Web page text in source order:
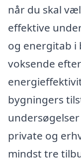
når du skal
effektive
og energitab i
voksende
bygningers
private og
mindst tre